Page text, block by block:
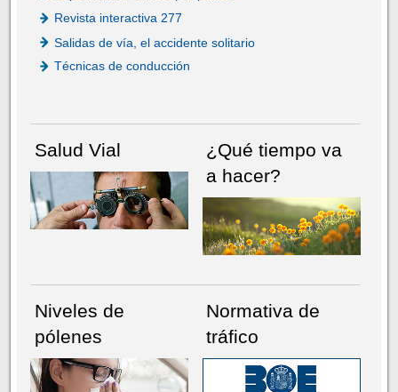
Revista interactiva 277
Salidas de vía, el accidente solitario
Técnicas de conducción
Salud Vial
¿Qué tiempo va
a hacer?
Niveles de
pólenes
Normativa de
tráfico